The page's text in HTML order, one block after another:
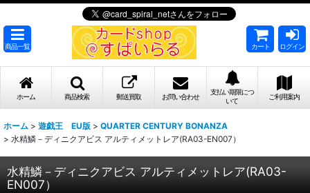
商品一覧 カート ログイン
ホーム 商品検索 郵送買取 お問い合わせ
支払い期限につ
いて
ご利用案内
ホーム > 遊戯王 EU版 > QUARTER CENTURY BONANZA
> 水精鱗－ディニクアビス アルティメットレア(RA03-EN007）
水精鱗－ディニクアビス アルティメットレア(RA03-
EN007）